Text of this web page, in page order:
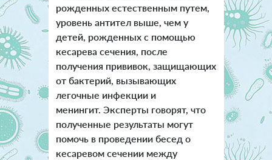
рожденных естественным путем,
уровень антител выше, чем у
детей, рожденных с помощью
кесарева сечения, после
получения прививок, защищающих
от бактерий, вызывающих
легочные инфекции и
менингит. Эксперты говорят, что
полученные результаты могут
помочь в проведении бесед о
кесаревом сечении между